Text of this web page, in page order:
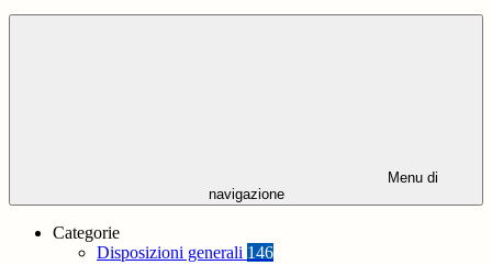
Menu di
navigazione
Categorie
Disposizioni generali 146